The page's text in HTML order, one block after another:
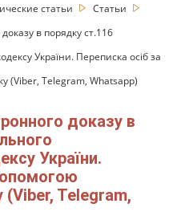
статьи
Статьи
в порядку ст.116
України. Переписка осіб за
(Viber, Telegram, Whatsapp)
доказу в
України.
Telegram,